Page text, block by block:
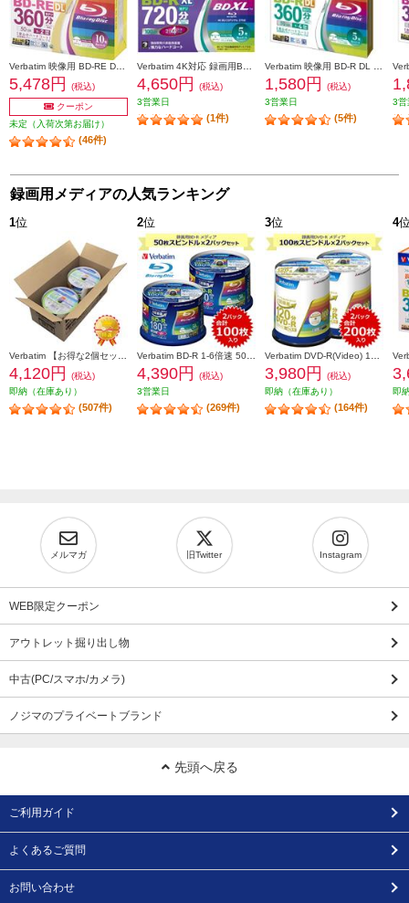
5,478円
(税込)
クーポン
未定（入荷次第お届け）
(46件)
4,650円
(税込)
3営業日
(1件)
1,580円
(税込)
3営業日
(5件)
3営
録画用メディアの人気ランキング
1位
4,120円
(税込)
即納（在庫あり）
(507件)
2位
4,390円
(税込)
3営業日
(269件)
3位
3,980円
(税込)
即納（在庫あり）
(164件)
4
即
メルマガ 旧Twitter Instagram
WEB限定クーポン
アウトレット掘り出し物
中古(PC/スマホ/カメラ)
ノジマのプライベートブランド
先頭へ戻る
ご利用ガイド
よくあるご質問
お問い合わせ